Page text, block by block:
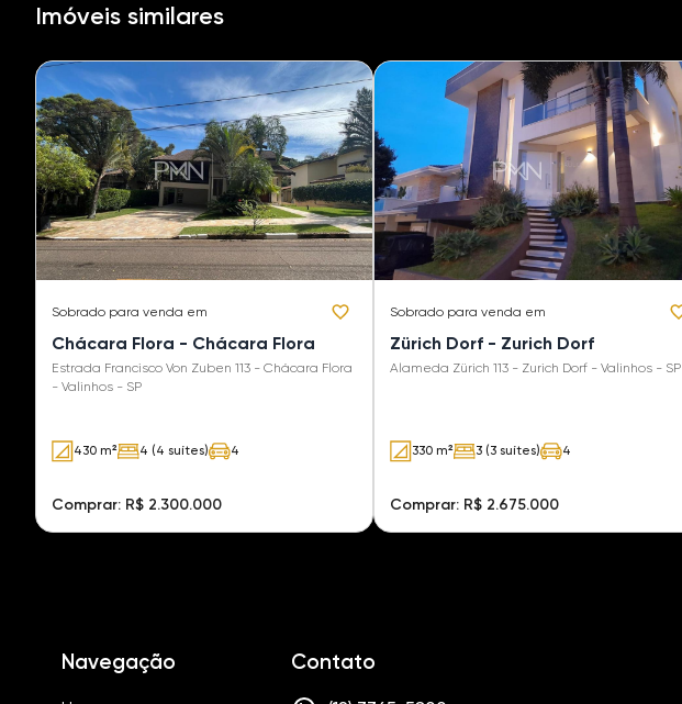
Imóveis similares
Sobrado para venda em
Chácara Flora - Chácara Flora
Estrada Francisco Von Zuben 113 - Chácara Flora
- Valinhos - SP
430 m² 4 (4 suítes) 4
Comprar: R$ 2.300.000
Sobrado para venda em
Zürich Dorf - Zurich Dorf
Alameda Zürich 113 - Zurich Dorf - Valinhos - SP
330 m² 3 (3 suítes) 4
Comprar: R$ 2.675.000
Navegação Contato